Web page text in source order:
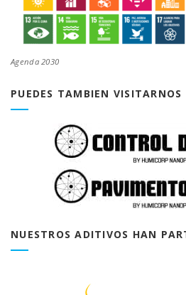
Agenda 2030
PUEDES TAMBIEN VISITARNOS
NUESTROS ADITIVOS HAN